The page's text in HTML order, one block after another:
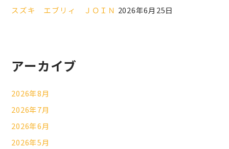
スズキ エブリィ ＪＯＩＮ 2026年6月25日
アーカイブ
2026年8月
2026年7月
2026年6月
2026年5月